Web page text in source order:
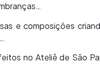
e composições
no Ateliê de São